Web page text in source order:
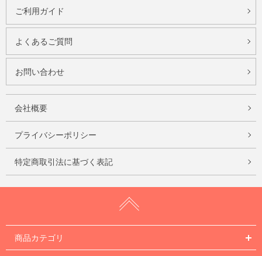
ご利用ガイド
よくあるご質問
お問い合わせ
会社概要
プライバシーポリシー
特定商取引法に基づく表記
商品カテゴリ